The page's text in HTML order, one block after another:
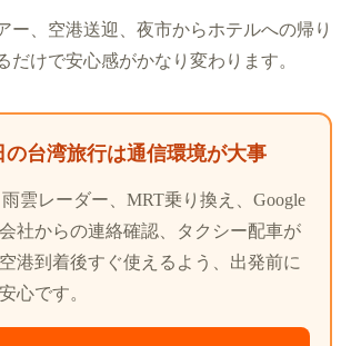
ー、空港送迎、夜市からホテルへの帰り
だけで安心感がかなり変わります。
の台湾旅行は通信環境が大事
雲レーダー、MRT乗り換え、Google
社からの連絡確認、タクシー配車が
港到着後すぐ使えるよう、出発前に
心です。